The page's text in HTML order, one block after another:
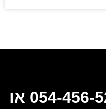
חייגו עכשיו 054-456-5254 או